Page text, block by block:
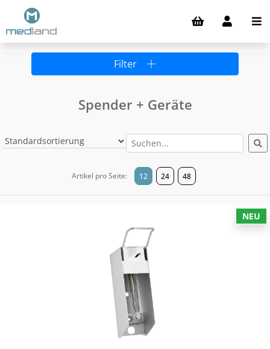
Filter
Spender + Geräte
Artikel pro Seite: 12 24 48
NEU